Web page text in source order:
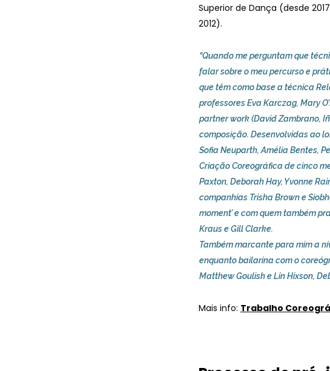
Superior de Dança (desde
2012).
“Quando me perguntam que
falar sobre o meu percurso e
que têm como base a técnica
professores Eva Karczag, Mary
partner work (David Zambrano,
composição. Desenvolvidas ao
Sofia Neuparth, Amélia Bentes,
Criação Coreográfica de cinco
Paxton, Deborah Hay, Yvonne
companhias Trisha Brown e
moment’ e com quem também
Kraus e Gill Clarke.
Também marcante para mim a
enquanto bailarina com o
Matthew Goulish e Lin Hixson,
Mais info: Trabalho